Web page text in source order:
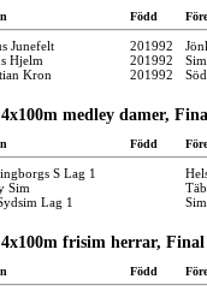
Född
Junefelt 201992
Hjelm 201992
Kron 201992
medley damer,
Född
S Lag 1
Sim
Lag 1
frisim herrar, Final
Född